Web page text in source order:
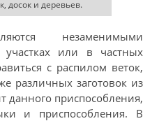
досок и деревьев.
незаменимыми
или в частных
с распилом веток,
различных заготовок из
данного приспособления,
и приспособления. В